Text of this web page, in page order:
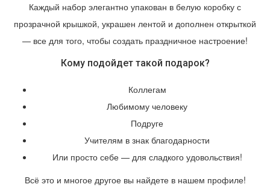
Каждый набор элегантно упакован в белую коробку с
прозрачной крышкой, украшен лентой и дополнен открыткой
— все для того, чтобы создать праздничное настроение!
Кому подойдет такой подарок?
Коллегам
Любимому человеку
Подруге
Учителям в знак благодарности
Или просто себе — для сладкого удовольствия!
Всё это и многое другое вы найдете в нашем профиле!